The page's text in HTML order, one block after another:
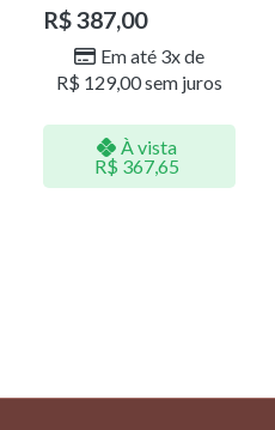
R$387,00
Em até 3x de
R$ 129,00sem juros
À vista
R$ 367,65